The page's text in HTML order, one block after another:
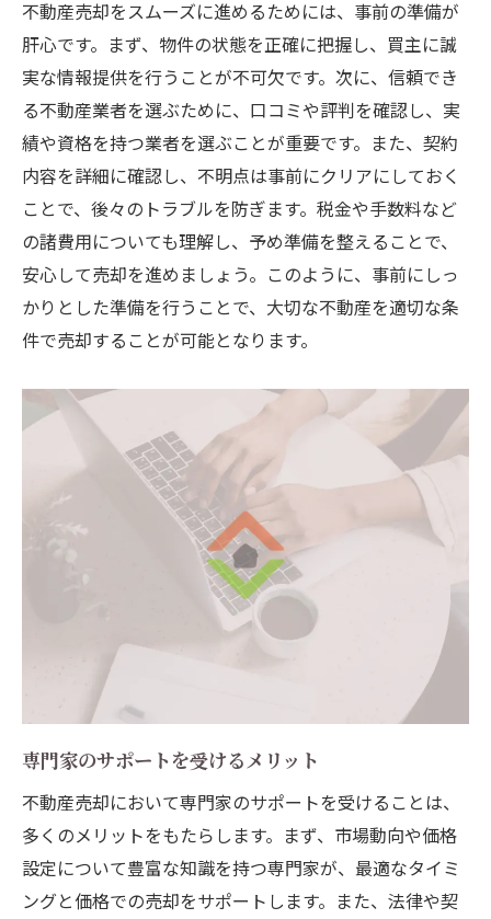
不動産売却をスムーズに進めるためには、事前の準備が
肝心です。まず、物件の状態を正確に把握し、買主に誠
実な情報提供を行うことが不可欠です。次に、信頼でき
る不動産業者を選ぶために、口コミや評判を確認し、実
績や資格を持つ業者を選ぶことが重要です。また、契約
内容を詳細に確認し、不明点は事前にクリアにしておく
ことで、後々のトラブルを防ぎます。税金や手数料など
の諸費用についても理解し、予め準備を整えることで、
安心して売却を進めましょう。このように、事前にしっ
かりとした準備を行うことで、大切な不動産を適切な条
件で売却することが可能となります。
専門家のサポートを受けるメリット
不動産売却において専門家のサポートを受けることは、
多くのメリットをもたらします。まず、市場動向や価格
設定について豊富な知識を持つ専門家が、最適なタイミ
ングと価格での売却をサポートします。また、法律や契